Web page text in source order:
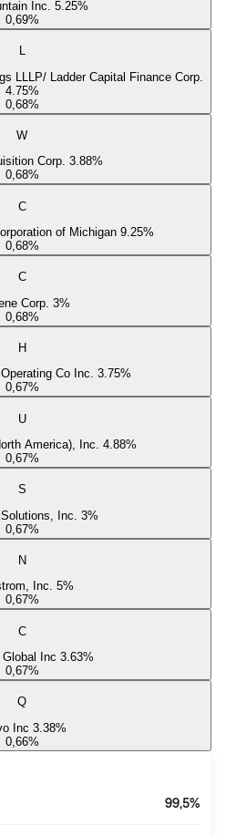
Inc. 5.25%
0,69%
L
LLLP/ Ladder Capital Finance Corp.
4.75%
0,68%
W
Corp. 3.88%
0,68%
C
of Michigan 9.25%
0,68%
C
Corp. 3%
0,68%
H
Co Inc. 3.75%
0,67%
U
America), Inc. 4.88%
0,67%
S
Inc. 3%
0,67%
N
Inc. 5%
0,67%
C
Inc 3.63%
0,67%
Q
Inc 3.38%
0,66%
99,5%